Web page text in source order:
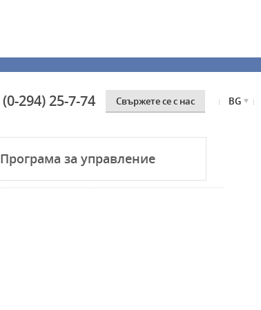
(0-294) 25-7-74 Свържете се с нас BG
Програма за управление